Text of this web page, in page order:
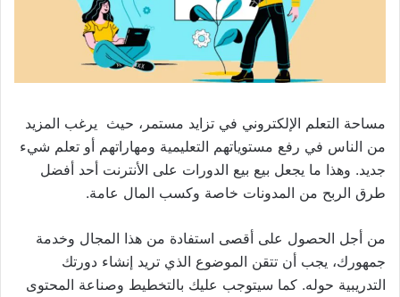
مساحة التعلم الإلكتروني في تزايد مستمر، حيث يرغب المزيد
من الناس في رفع مستوياتهم التعليمية ومهاراتهم أو تعلم شيء
جديد. وهذا ما يجعل بيع بيع الدورات على الأنترنت أحد أفضل
طرق الربح من المدونات خاصة وكسب المال عامة.
من أجل الحصول على أقصى استفادة من هذا المجال وخدمة
جمهورك، يجب أن تتقن الموضوع الذي تريد إنشاء دورتك
التدريبية حوله. كما سيتوجب عليك بالتخطيط وصناعة المحتوى